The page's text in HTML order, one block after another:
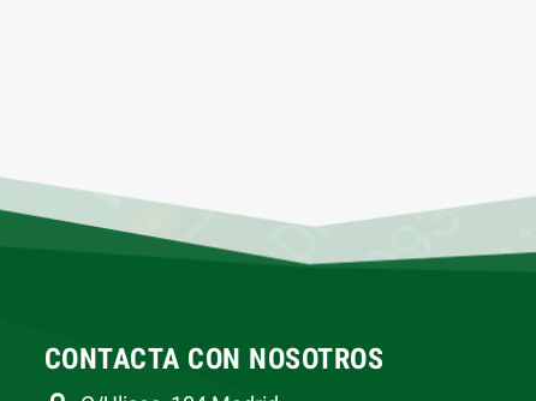
CONTACTA CON NOSOTROS